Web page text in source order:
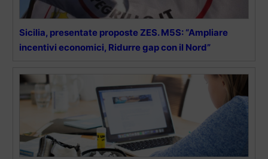
Sicilia, presentate proposte ZES. M5S: “Ampliare
incentivi economici, Ridurre gap con il Nord”